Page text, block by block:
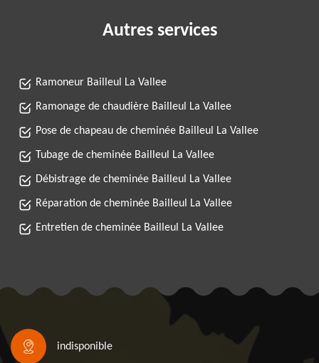
Autres services
Ramoneur Bailleul La Vallee
Ramonage de chaudière Bailleul La Vallee
Pose de chapeau de cheminée Bailleul La Vallee
Tubage de cheminée Bailleul La Vallee
Débistrage de cheminée Bailleul La Vallee
Réparation de cheminée Bailleul La Vallee
Entretien de cheminée Bailleul La Vallee
indisponible